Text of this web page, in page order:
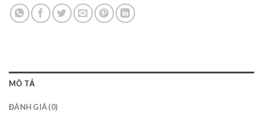
MÔ TẢ
ĐÁNH GIÁ (0)